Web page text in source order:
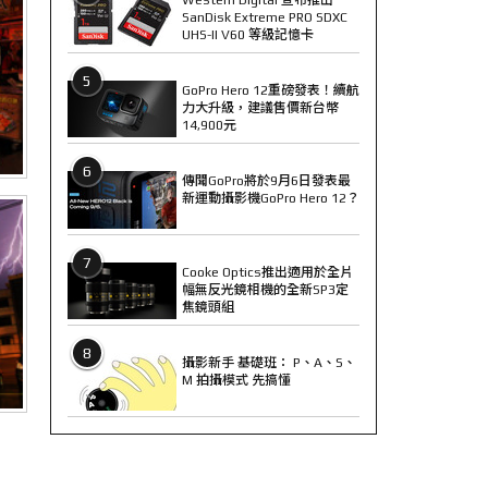
SanDisk Extreme PRO SDXC
UHS-II V60 等級記憶卡
5
GoPro Hero 12重磅發表！續航
力大升級，建議售價新台幣
14,900元
6
傳聞GoPro將於9月6日發表最
新運動攝影機GoPro Hero 12？
7
Cooke Optics推出適用於全片
幅無反光鏡相機的全新SP3定
焦鏡頭組
8
攝影新手 基礎班： P、A、S、
M 拍攝模式 先搞懂